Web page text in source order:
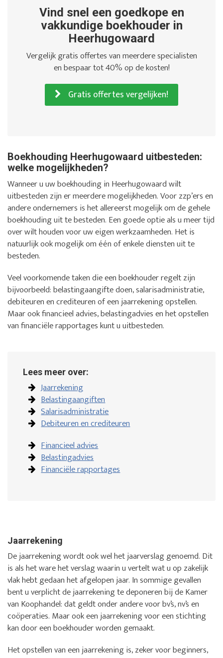
Vind snel een goedkope en
vakkundige boekhouder in
Heerhugowaard
Vergelijk gratis offertes van meerdere specialisten
en bespaar tot 40% op de kosten!
Gratis offertes vergelijken!
Boekhouding Heerhugowaard uitbesteden:
welke mogelijkheden?
Wanneer u uw boekhouding in Heerhugowaard wilt
uitbesteden zijn er meerdere mogelijkheden. Voor zzp’ers en
andere ondernemers is het allereerst mogelijk om de gehele
boekhouding uit te besteden. Een goede optie als u meer tijd
over wilt houden voor uw eigen werkzaamheden. Het is
natuurlijk ook mogelijk om één of enkele diensten uit te
besteden.
Veel voorkomende taken die een boekhouder regelt zijn
bijvoorbeeld: belastingaangifte doen, salarisadministratie,
debiteuren en crediteuren of een jaarrekening opstellen.
Maar ook financieel advies, belastingadvies en het opstellen
van financiële rapportages kunt u uitbesteden.
Lees meer over:
Jaarrekening
Belastingaangiften
Salarisadministratie
Debiteuren en crediteuren
Financieel advies
Belastingadvies
Financiële rapportages
Jaarrekening
De jaarrekening wordt ook wel het jaarverslag genoemd. Dit
is als het ware het verslag waarin u vertelt wat u op zakelijk
vlak hebt gedaan het afgelopen jaar. In sommige gevallen
bent u verplicht de jaarrekening te deponeren bij de Kamer
van Koophandel: dat geldt onder andere voor bv’s, nv’s en
coöperaties. Maar ook een jaarrekening voor een stichting
kan door een boekhouder worden gemaakt.
Het opstellen van een jaarrekening is, zeker voor beginners,